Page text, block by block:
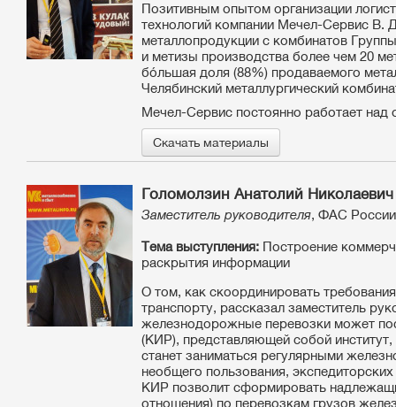
Позитивным опытом организации
технологий компании Мечел-Сервис В.
металлопродукции с комбинатов
и метизы производства более чем 20
бóльшая доля (88%) продаваемого
Челябинский металлургический
Мечел-Сервис постоянно работает над
Скачать материалы
Голомолзин Анатолий Николаевич
Заместитель руководителя, ФАС России
Тема выступления: Построение
раскрытия информации
О том, как скоординировать
транспорту, рассказал заместитель
железнодорожные перевозки может
(КИР), представляющей собой
станет заниматься регулярными
необщего пользования,
КИР позволит сформировать
отношения) по перевозкам грузов